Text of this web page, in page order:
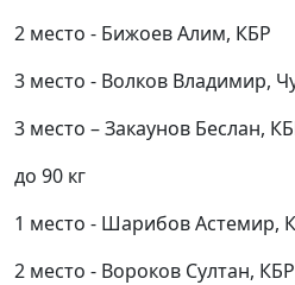
2 место - Бижоев Алим, КБР
3 место - Волков Владимир,
3 место – Закаунов Беслан,
до 90 кг
1 место - Шарибов Астемир,
2 место - Вороков Султан, КБР